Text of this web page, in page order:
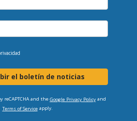
el boletín de noticias
reCAPTCHA and the Google Privacy Policyand
Terms of Serviceapply.